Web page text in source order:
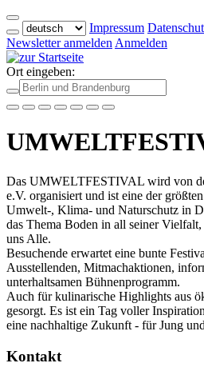
Impressum
Newsletter anmelden Anmelden
Ort eingeben:
Das UMWELTFESTIVAL wird von
e.V. organisiert und ist eine der
Umwelt-, Klima- und Naturschutz in
das Thema Boden in all seiner
uns Alle.
Besuchende erwartet eine bunte
Ausstellenden, Mitmachaktionen,
unterhaltsamen Bühnenprogramm.
Auch für kulinarische Highlights aus
gesorgt. Es ist ein Tag voller
eine nachhaltige Zukunft - für Jung
Kontakt